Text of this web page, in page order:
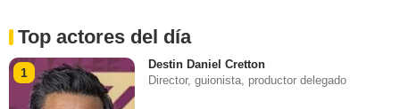
Top actores del día
1
Destin Daniel Cretton
Director, guionista, productor delegado